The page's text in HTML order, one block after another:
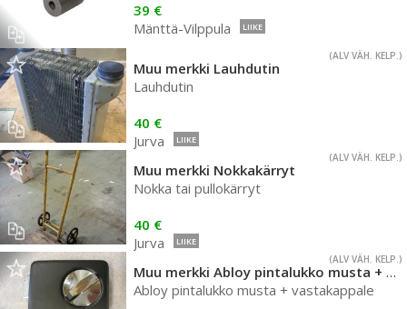
39 €
Mänttä-Vilppula
LIIKE
(ALV VÄH. KELP.)
Muu merkki Lauhdutin
Lauhdutin
40 €
Jurva
LIIKE
(ALV VÄH. KELP.)
Muu merkki Nokkakärryt
Nokka tai pullokärryt
40 €
Jurva
LIIKE
(ALV VÄH. KELP.)
Muu merkki Abloy pintalukko musta + vastakappale
Abloy pintalukko musta + vastakappale